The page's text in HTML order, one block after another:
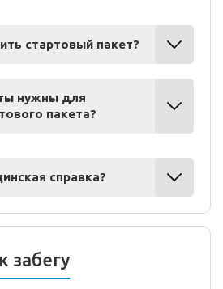
стартовый пакет?
нужны для
пакета?
справка?
забегу